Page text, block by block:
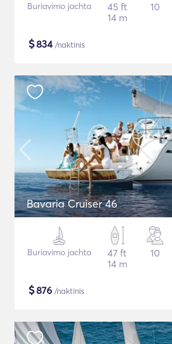
Buriavimo jachta
45 ft
14 m
10
$834/naktinis
Bavaria Cruiser 46
Buriavimo jachta
47 ft
14 m
10
$876 /naktinis